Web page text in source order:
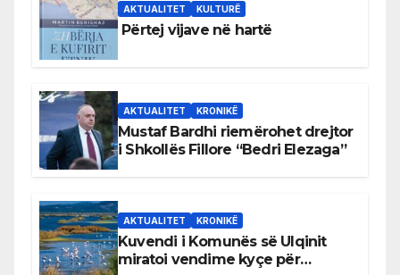
AKTUALITET KULTURË
Përtej vijave në hartë
AKTUALITET KRONIKË
Mustaf Bardhi riemërohet drejtor
i Shkollës Fillore “Bedri Elezaga”
AKTUALITET KRONIKË
Kuvendi i Komunës së Ulqinit
miratoi vendime kyçe për